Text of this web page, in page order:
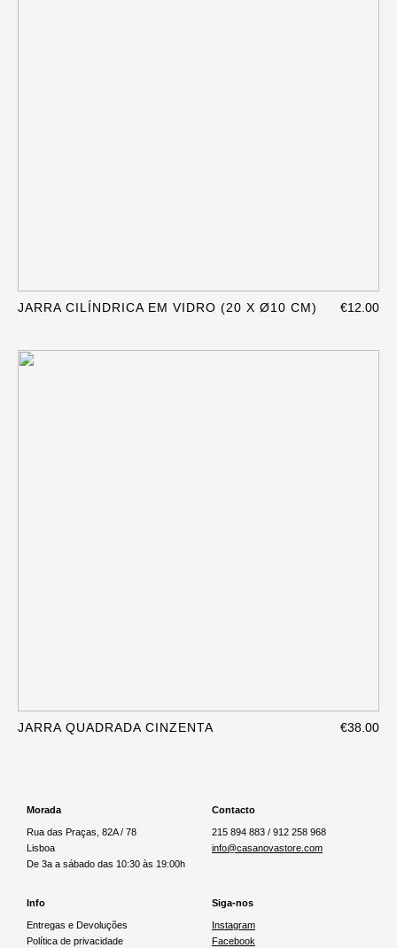
JARRA CILÍNDRICA EM VIDRO (20 X Ø10 CM) €12.00
JARRA QUADRADA CINZENTA €38.00
Morada
Rua das Praças, 82A / 78
Lisboa
De 3a a sábado das 10:30 às 19:00h
Contacto
215 894 883 / 912 258 968
info@casanovastore.com
Info
Entregas e Devoluções
Política de privacidade
Siga-nos
Instagram
Facebook